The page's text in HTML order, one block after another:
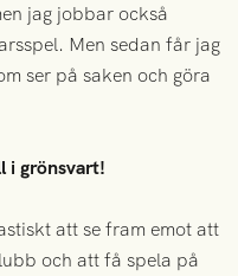
jag jobbar också
Men sedan får jag
ser på saken och göra
i grönsvart!
att se fram emot att
och att få spela på